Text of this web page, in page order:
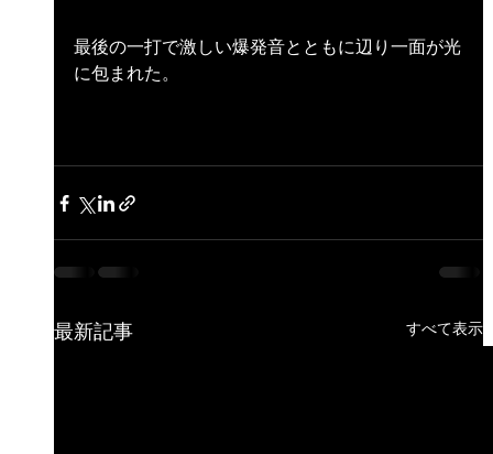
最後の一打で激しい爆発音とともに辺り一面が光
に包まれた。
最新記事 すべて表示